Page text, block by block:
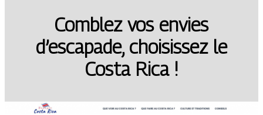
Comblez vos envies
d’escapade, choisissez le
Costa Rica !